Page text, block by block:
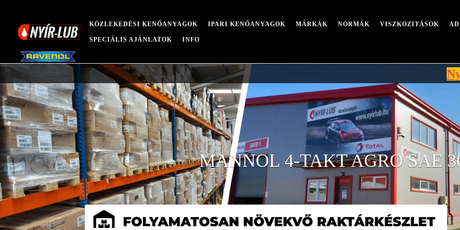
KÖZLEKEDÉSI KENŐANYAGOK IPARI KENŐANYAGOK MÁRKÁK NORMÁK VISZKOZITÁSOK
SPECIÁLIS AJÁNLATOK INFO
Nyári
MANNOL 4-TAKT AGRO SAE